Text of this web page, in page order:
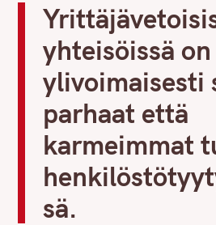
yhteisöissä on
ylivoimaisesti
parhaat että
karmeimmat
sä.